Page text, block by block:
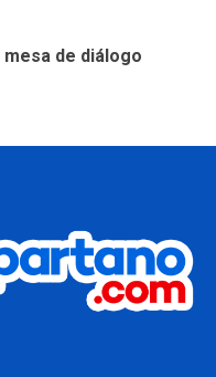
mesa de diálogo